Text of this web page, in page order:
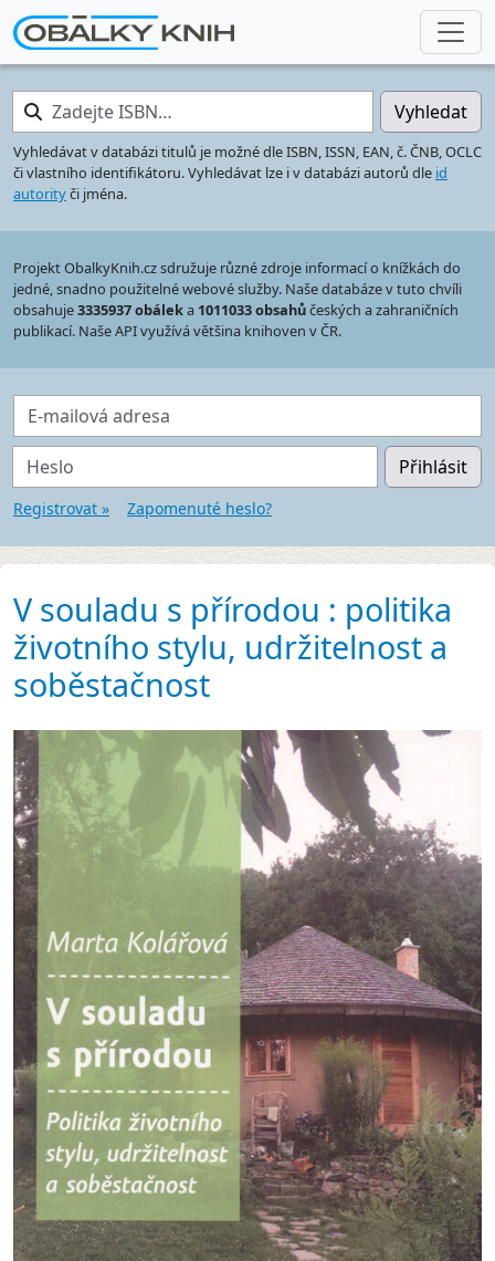
Zadejte ISBN… Vyhledat
Vyhledávat v databázi titulů je možné dle ISBN, ISSN, EAN, č. ČNB, OCLC
či vlastního identifikátoru. Vyhledávat lze i v databázi autorů dle id
autorityči jména.
Projekt ObalkyKnih.cz sdružuje různé zdroje informací o knížkách do
jedné, snadno použitelné webové služby. Naše databáze v tuto chvíli
obsahuje3335937 obáleka 1011033 obsahůčeských a zahraničních
publikací. Naše API využívá většina knihoven v ČR.
E-mailová adresa
Heslo Přihlásit
Registrovat » Zapomenuté heslo?
V souladu s přírodou : politika
životního stylu, udržitelnost a
soběstačnost